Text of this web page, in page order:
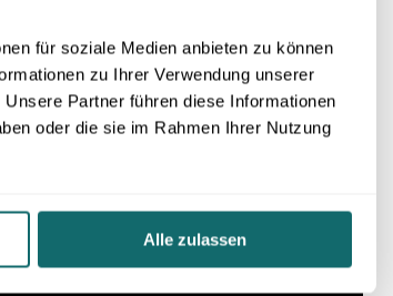
für soziale Medien anbieten zu können
zu Ihrer Verwendung unserer
Partner führen diese Informationen
oder die sie im Rahmen Ihrer Nutzung
Alle zulassen